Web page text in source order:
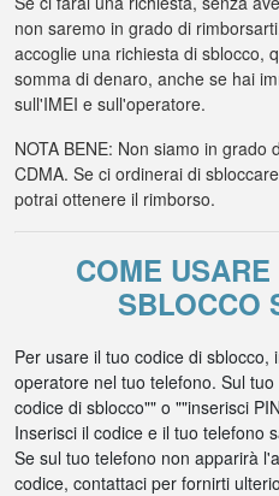
non saremo in grado di
accoglie una richiesta di sblocco,
somma di denaro, anche se hai
sull'IMEI e sull'operatore.
NOTA BENE: Non siamo in
CDMA. Se ci ordinerai di
potrai ottenere il rimborso.
COME
SBLOCCO
Per usare il tuo codice di sblocco,
operatore nel tuo telefono. Sul
codice di sblocco"" o ""inserisci
Inserisci il codice e il tuo telefono
Se sul tuo telefono non apparirà
codice, contattaci per fornirti